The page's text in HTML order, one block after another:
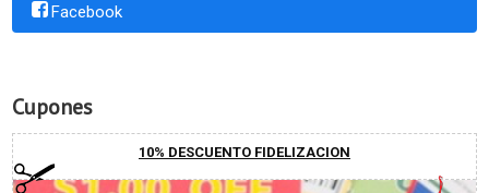
Facebook
Cupones
10% DESCUENTO FIDELIZACION